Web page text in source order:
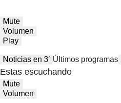
Mute
Volumen
Play
Noticias en 3′ Últimos programas
Estas escuchando
Mute
Volumen